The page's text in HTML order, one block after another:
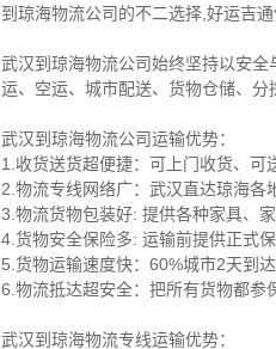
到琼海物流公司的不二选择,好运吉
武汉到琼海物流公司始终坚持以安
运、空运、城市配送、货物仓储、
武汉到琼海物流公司运输优势：
1.收货送货超便捷：可上门收货、可
2.物流专线网络广：武汉直达琼海各
3.物流货物包装好: 提供各种家具、
4.货物安全保险多: 运输前提供正式
5.货物运输速度快：60%城市2天到
6.物流抵达超安全：把所有货物都参
武汉到琼海物流专线运输优势：